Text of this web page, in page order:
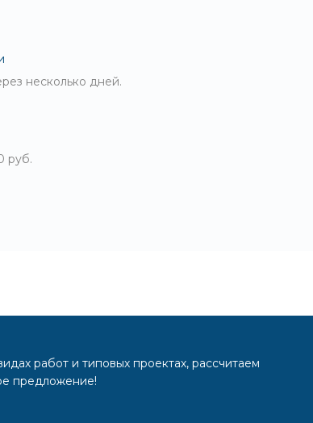
несколько дней.
руб.
работ и типовых проектах, рассчитаем
предложение!